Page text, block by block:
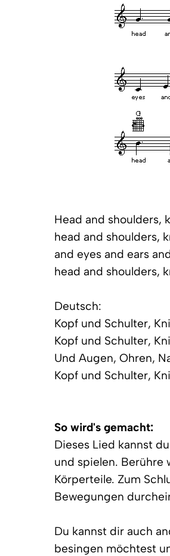
Head and shoulders,
head and shoulders,
and eyes and ears
head and shoulders,
Deutsch:
Kopf und Schulter,
Kopf und Schulter,
Und Augen, Ohren,
Kopf und Schulter,
So wird's gemacht:
Dieses Lied kannst
und spielen. Berühre
Körperteile. Zum
Bewegungen
Du kannst dir auch
besingen möchtest